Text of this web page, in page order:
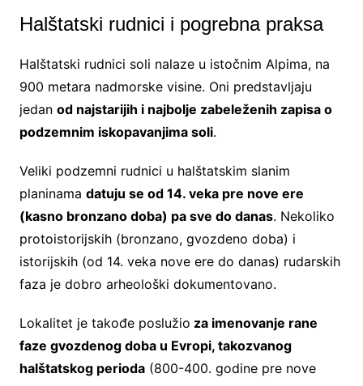
Halštatski rudnici i pogrebna praksa
Halštatski rudnici soli nalaze u istočnim Alpima, na
900 metara nadmorske visine. Oni predstavljaju
jedan od najstarijih i najbolje zabeleženih zapisa o
podzemnim iskopavanjima soli.
Veliki podzemni rudnici u halštatskim slanim
planinama datuju se od 14. veka pre nove ere
(kasno bronzano doba) pa sve do danas. Nekoliko
protoistorijskih (bronzano, gvozdeno doba) i
istorijskih (od 14. veka nove ere do danas) rudarskih
faza je dobro arheološki dokumentovano.
Lokalitet je takođe poslužio za imenovanje rane
faze gvozdenog doba u Evropi, takozvanog
halštatskog perioda(800-400. godine pre nove